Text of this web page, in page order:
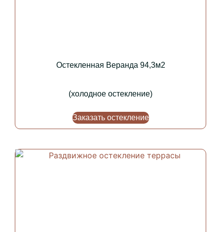
Остекленная Веранда 94,3м2
(холодное остекление)
Заказать остекление